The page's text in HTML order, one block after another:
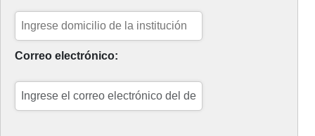
Correo electrónico: